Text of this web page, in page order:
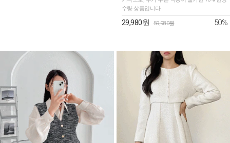
수량 상품입니다.
29,980원 59,980원 50%